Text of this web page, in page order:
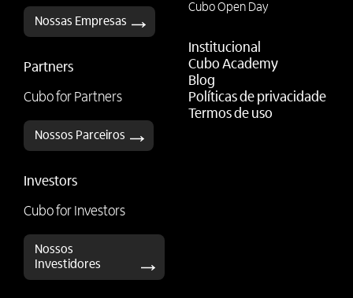
Nossas Empresas
Partners
Cubo for Partners
Nossos Parceiros
Investors
Cubo for Investors
Nossos
Investidores
Cubo Open Day
Institucional
Cubo Academy
Blog
Políticas de privacidade
Termos de uso